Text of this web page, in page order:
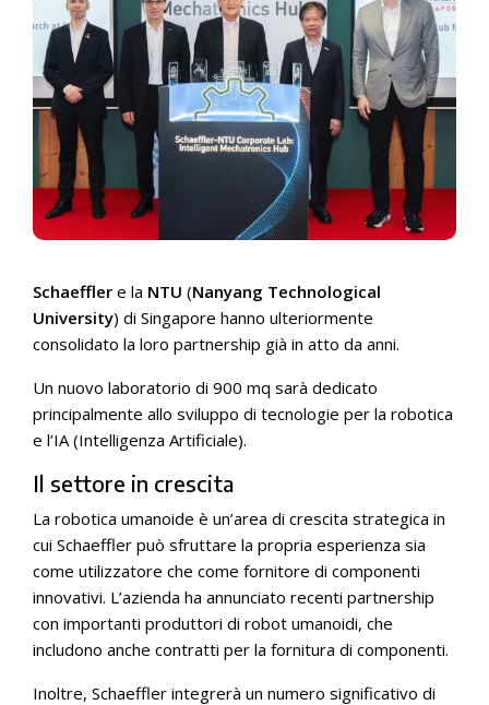
Schaeffler e la NTU (Nanyang Technological
University) di Singapore hanno ulteriormente
consolidato la loro partnership già in atto da anni.
Un nuovo laboratorio di 900 mq sarà dedicato
principalmente allo sviluppo di tecnologie per la robotica
e l’IA (Intelligenza Artificiale).
Il settore in crescita
La robotica umanoide è un’area di crescita strategica in
cui Schaeffler può sfruttare la propria esperienza sia
come utilizzatore che come fornitore di componenti
innovativi. L’azienda ha annunciato recenti partnership
con importanti produttori di robot umanoidi, che
includono anche contratti per la fornitura di componenti.
Inoltre, Schaeffler integrerà un numero significativo di